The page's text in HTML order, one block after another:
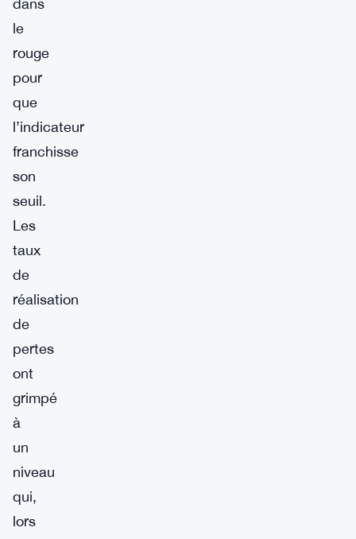
dans
le
rouge
pour
que
l’indicateur
franchisse
son
seuil.
Les
taux
de
réalisation
de
pertes
ont
grimpé
à
un
niveau
qui,
lors